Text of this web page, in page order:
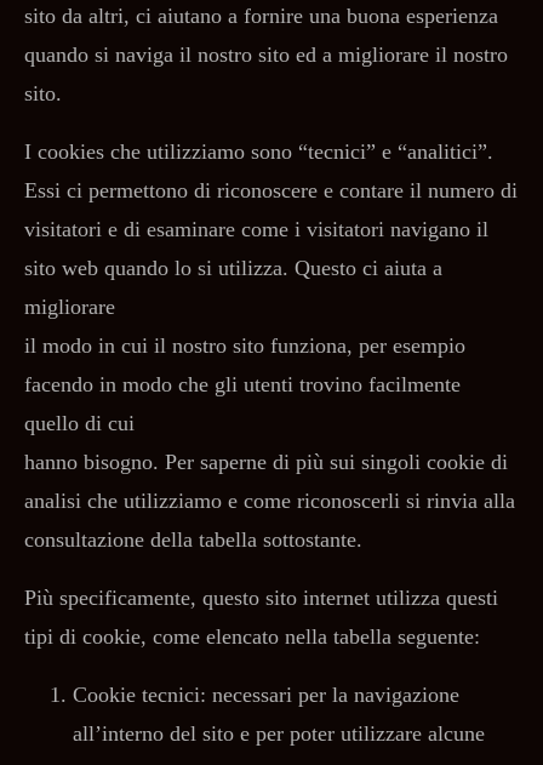
sito da altri, ci aiutano a fornire una buona esperienza
quando si naviga il nostro sito ed a migliorare il nostro
sito.
I cookies che utilizziamo sono “tecnici” e “analitici”.
Essi ci permettono di riconoscere e contare il numero di
visitatori e di esaminare come i visitatori navigano il
sito web quando lo si utilizza. Questo ci aiuta a
migliorare
il modo in cui il nostro sito funziona, per esempio
facendo in modo che gli utenti trovino facilmente
quello di cui
hanno bisogno. Per saperne di più sui singoli cookie di
analisi che utilizziamo e come riconoscerli si rinvia alla
consultazione della tabella sottostante.
Più specificamente, questo sito internet utilizza questi
tipi di cookie, come elencato nella tabella seguente:
Cookie tecnici: necessari per la navigazione
all’interno del sito e per poter utilizzare alcune